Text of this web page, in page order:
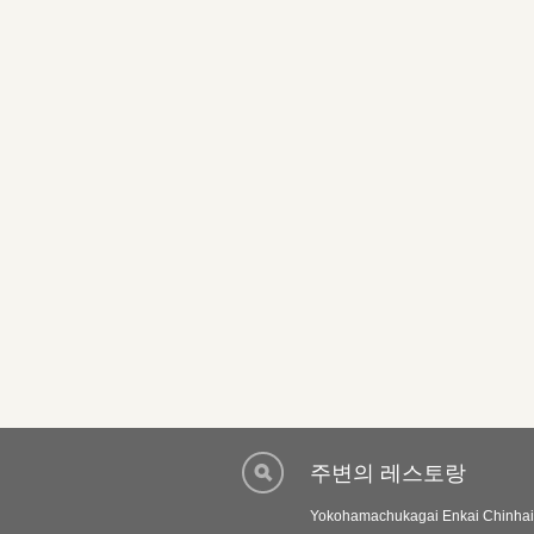
주변의 레스토랑
Yokohamachukagai Enkai